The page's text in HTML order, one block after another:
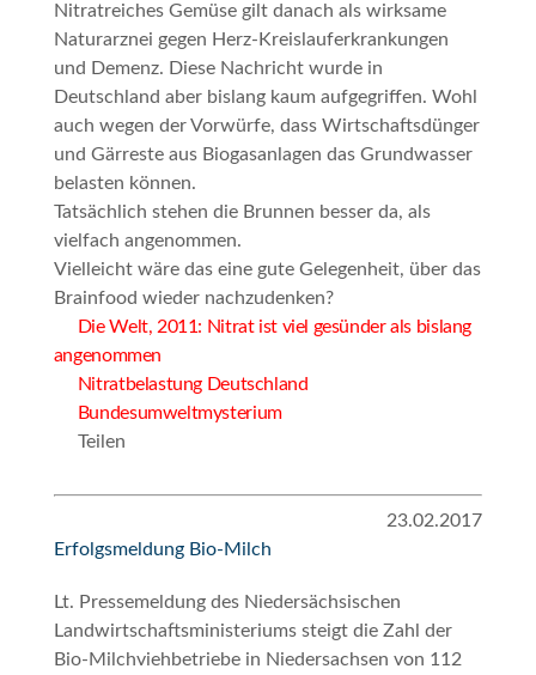
Nitratreiches Gemüse gilt danach als wirksame
Naturarznei gegen Herz-Kreislauferkrankungen
und Demenz. Diese Nachricht wurde in
Deutschland aber bislang kaum aufgegriffen. Wohl
auch wegen der Vorwürfe, dass Wirtschaftsdünger
und Gärreste aus Biogasanlagen das Grundwasser
belasten können.
Tatsächlich stehen die Brunnen besser da, als
vielfach angenommen.
Vielleicht wäre das eine gute Gelegenheit, über das
Brainfood wieder nachzudenken?
Die Welt, 2011: Nitrat ist viel gesünder als bislang
angenommen
Nitratbelastung Deutschland
Bundesumweltmysterium
Teilen
23.02.2017
Erfolgsmeldung Bio-Milch
Lt. Pressemeldung des Niedersächsischen
Landwirtschaftsministeriums steigt die Zahl der
Bio-Milchviehbetriebe in Niedersachsen von 112